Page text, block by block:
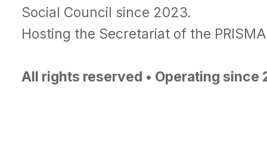
Social Council since 2023.
Hosting the Secretariat of the
All rights reserved • Operating since